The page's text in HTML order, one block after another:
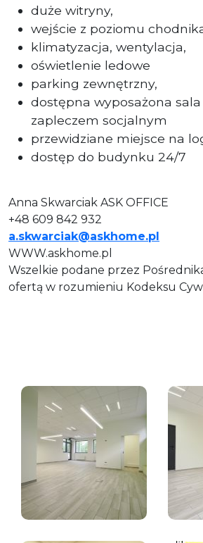
duże witryny,
wejście z poziomu
klimatyzacja, wentylacja,
oświetlenie ledowe
parking zewnętrzny,
dostępna wyposażona
zapleczem socjalnym
przewidziane miejsce na
dostęp do budynku 24/7
Anna Skwarciak ASK OFFICE
+48 609 842 932
a.skwarciak@askhome.pl
WWW.askhome.pl
Wszelkie podane przez
ofertą w rozumieniu Kodeksu